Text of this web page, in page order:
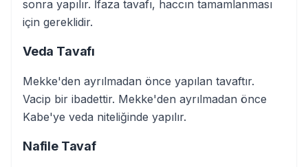
sonra yapılır. İfaza tavafı, haccın tamamlanması
için gereklidir.
Veda Tavafı
Mekke'den ayrılmadan önce yapılan tavaftır.
Vacip bir ibadettir. Mekke'den ayrılmadan önce
Kabe'ye veda niteliğinde yapılır.
Nafile Tavaf